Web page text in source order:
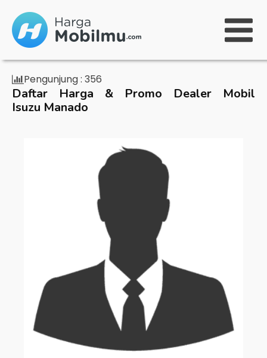
Pengunjung : 356
Daftar Harga & Promo Dealer Mobil
Isuzu Manado